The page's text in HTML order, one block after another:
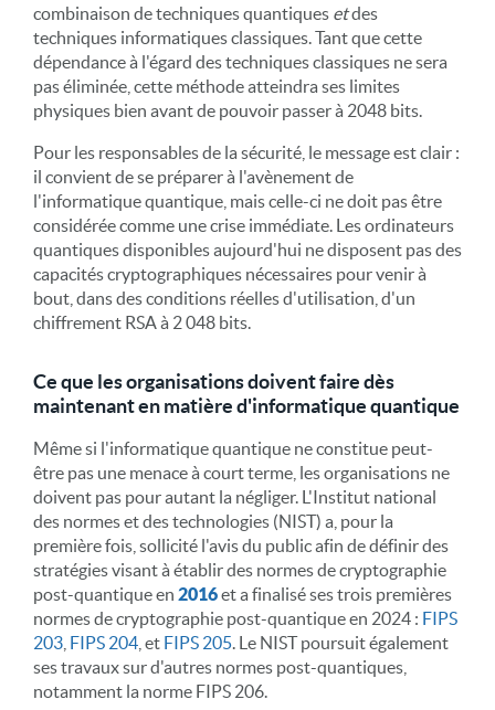
combinaison de techniques quantiques etdes
techniques informatiques classiques. Tant que cette
dépendance à l'égard des techniques classiques ne sera
pas éliminée, cette méthode atteindra ses limites
physiques bien avant de pouvoir passer à 2048 bits.
Pour les responsables de la sécurité, le message est clair :
il convient de se préparer à l'avènement de
l'informatique quantique, mais celle-ci ne doit pas être
considérée comme une crise immédiate. Les ordinateurs
quantiques disponibles aujourd'hui ne disposent pas des
capacités cryptographiques nécessaires pour venir à
bout, dans des conditions réelles d'utilisation, d'un
chiffrement RSA à 2 048 bits.
Ce que les organisations doivent faire dès
maintenant en matière d'informatique quantique
Même si l'informatique quantique ne constitue peut-
être pas une menace à court terme, les organisations ne
doivent pas pour autant la négliger. L'Institut national
des normes et des technologies (NIST) a, pour la
première fois, sollicité l'avis du public afin de définir des
stratégies visant à établir des normes de cryptographie
post-quantique en 2016et a finalisé ses trois premières
normes de cryptographie post-quantique en 2024 : FIPS
203 FIPS 204 , et FIPS 205 . Le NIST poursuit également
ses travaux sur d'autres normes post-quantiques,
notamment la norme FIPS 206.